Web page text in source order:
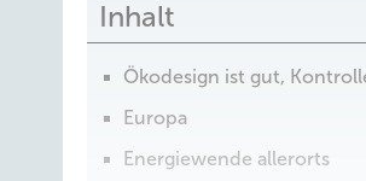
Inhalt
Ökodesign ist gut,
Europa
Energiewende allerorts